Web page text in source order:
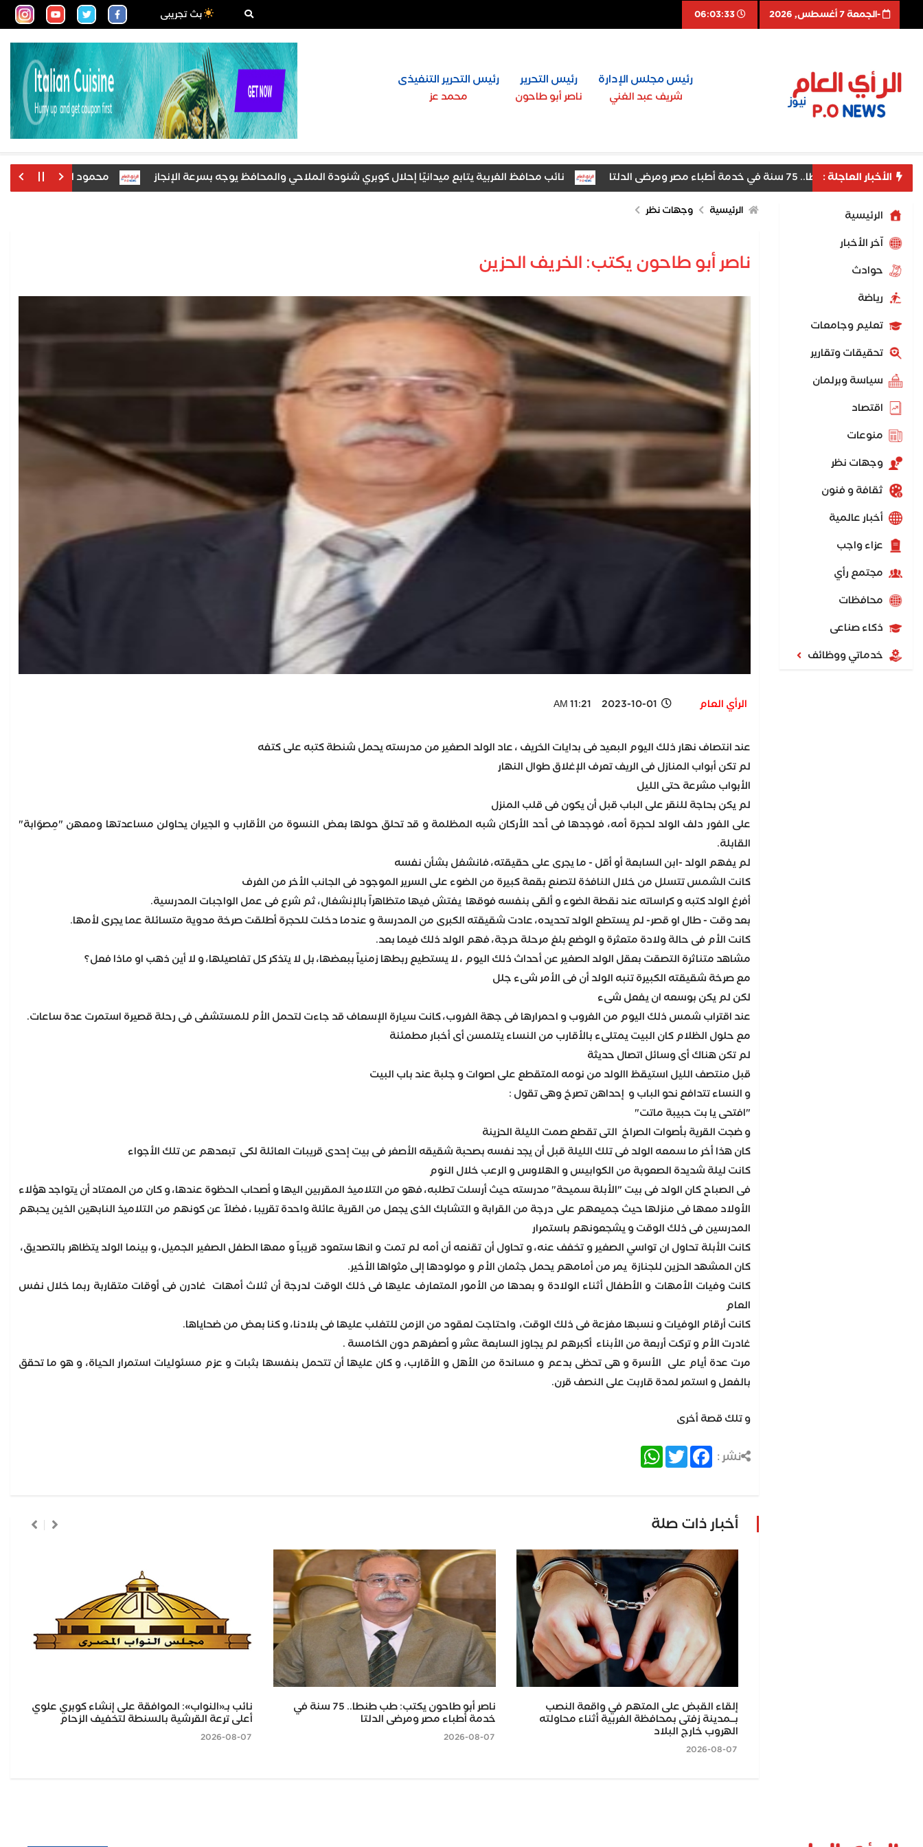
-الجمعة 7 أغسطس, 2026 06:03:34 بث تجريبى
رئيس مجلس الإدارة
شريف عبد الغني
رئيس التحرير
ناصر أبو طاحون
رئيس التحرير التنفيذى
محمد عز
الأخبار العاجلة :
75 سنة في خدمة أطباء مصر ومرضى الدلتا نائب محافظ الغربية يتابع ميدانيًا إحلال كوبري شنودة الملاحي والمحافظ يوجه بسرعة الإنجاز محمود الشاذلي يكتب: بسيون
الرئيسية
اّخر الأخبار
حوادث
رياضة
تعليم وجامعات
تحقيقات وتقارير
سياسة وبرلمان
اقتصاد
منوعات
وجهات نظر
ثقافة و فنون
أخبار عالمية
عزاء واجب
مجتمع رأي
محافظات
ذكاء صناعى
خدماتي ووظائف
الرئيسية وجهات نظر
ناصر أبو طاحون يكتب: الخريف الحزين
الرأي العام 2023-10-01 11:21 AM
عند انتصاف نهار ذلك اليوم البعيد فى بدايات الخريف ، عاد الولد الصغير من مدرسته يحمل شنطة كتبه على كتفه
لم تكن أبواب المنازل فى الريف تعرف الإغلاق طوال النهار
الأبواب مشرعة حتى الليل
لم يكن بحاجة للنقر على الباب قبل أن يكون فى قلب المنزل
على الفور دلف الولد لحجرة أمه، فوجدها فى أحد الأركان شبه المظلمة و قد تحلق حولها بعض النسوة من الأقارب و الجيران يحاولن مساعدتها ومعهن "مِصوَابة"
القابلة.
لم يفهم الولد -ابن السابعة أو أقل - ما يجرى على حقيقته، فانشغل بشأن نفسه
كانت الشمس تتسلل من خلال النافذة لتصنع بقعة كبيرة من الضوء على السرير الموجود فى الجانب الأخر من الغرف
أفرغ الولد كتبه و كراساته عند نقطة الضوء و ألقى بنفسه فوقها يفتش فيها متظاهراً بالإنشغال، ثم شرع فى عمل الواجبات المدرسية.
بعد وقت - طال او قصر- لم يستطع الولد تحديده، عادت شقيقته الكبرى من المدرسة و عندما دخلت للحجرة أطلقت صرخة مدوية متسائلة عما يجرى لأمها.
كانت الأم فى حالة ولادة متعثرة و الوضع بلغ مرحلة حرجة، فهم الولد ذلك فيما بعد.
مشاهد متناثرة التصقت بعقل الولد الصغير عن أحداث ذلك اليوم ، لا يستطيع ربطها زمنياً ببعضها، بل لا يتذكر كل تفاصيلها، و لا أين ذهب او ماذا فعل؟
مع صرخة شقيقته الكبيرة تنبه الولد أن فى الأمر شىء جلل
لكن لم يكن بوسعه ان يفعل شىء
عند اقتراب شمس ذلك اليوم من الغروب و احمرارها فى جهة الغروب، كانت سيارة الإسعاف قد جاءت لتحمل الأم للمستشفى فى رحلة قصيرة استمرت عدة ساعات.
مع حلول الظلام كان البيت يمتلىء بالأقارب من النساء يتلمسن أى أخبار مطمئنة
لم تكن هناك أى وسائل اتصال حديثة
قبل منتصف الليل استيقظ االولد من نومه المتقطع على اصوات و جلبة عند باب البيت
و النساء تتدافع نحو الباب و إحداهن تصرخ وهى تقول :
"افتحى يا بت حبيبة ماتت"
و ضجت القرية بأصوات الصراخ التى تقطع صمت الليلة الحزينة
كان هذا أخر ما سمعه الولد فى تلك الليلة قبل أن يجد نفسه بصحبة شقيقه الأصغر فى بيت إحدى قريبات العائلة لكى تبعدهم عن تلك الأجواء
كانت ليلة شديدة الصعوبة من الكوابيس و الهلاوس و الرعب خلال النوم
فى الصباح كان الولد فى بيت "الأبلة سميحة" مدرسته حيث أرسلت تطلبه، فهو من التلاميذ المقربين اليها و أصحاب الحظوة عندها، و كان من المعتاد أن يتواجد هؤلاء
الأولاد معها فى منزلها حيث جميعهم على درجة من القرابة و التشابك الذى يجعل من القرية عائلة واحدة تقريبا ، فضلاً عن كونهم من التلاميذ النابهين الذين يحبهم
المدرسين فى ذلك الوقت و يشجعونهم باستمرار
كانت الأبلة تحاول ان تواسي الصغير و تخفف عنه، و تحاول أن تقنعه أن أمه لم تمت و انها ستعود قريباً و معها الطفل الصغير الجميل، و بينما الولد يتظاهر بالتصديق،
كان المشهد الحزين للجنازة يمر من أمامهم يحمل جثمان الأم و مولودها إلى مثواها الأخير.
كانت وفيات الأمهات و الأطفال أثناء الولادة و بعدها من الأمور المتعارف عليها فى ذلك الوقت لدرجة أن ثلاث أمهات غادرن فى أوقات متقاربة ربما خلال نفس
العام
كانت أرقام الوفيات و نسبها مفزعة فى ذلك الوقت، واحتاجت لعقود من الزمن للتغلب عليها فى بلادنا، و كنا بعض من ضحاياها.
غادرت الأم و تركت أربعة من الأبناء أكبرهم لم يجاوز السابعة عشر و أصغرهم دون الخامسة .
مرت عدة أيام على الأسرة و هى تحظى بدعم و مساندة من الأهل و الأقارب، و كان عليها أن تتحمل بنفسها بثبات و عزم مسئوليات استمرار الحياة، و هو ما تحقق
بالفعل و استمر لمدة قاربت على النصف قرن.
و تلك قصة أخرى
نشر : Facebook
Twitter
WhatsApp
أخبار ذات صلة
إلقاء القبض على المتهم في واقعة النصب
بــمدينة زفتى بمحافظة الغربية أثناء محاولته
الهروب خارج البلاد
ناصر أبو طاحون يكتب: طب طنطا.. 75 سنة في
خدمة أطباء مصر ومرضى الدلتا
2026-08-07
نائب بـ«النواب»: الموافقة على إنشاء كوبري علوي
أعلى ترعة القرشية بالسنطة لتخفيف الزحام